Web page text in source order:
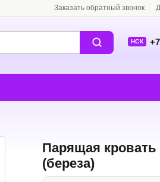
Заказать обратный звонок
НСК
Парящая кровать
(береза)